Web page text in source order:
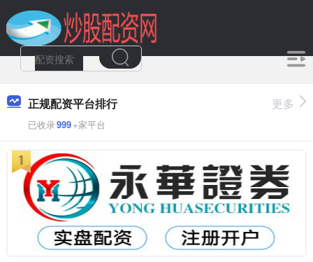
正规配资平台排行
已收录999+家平台
更多